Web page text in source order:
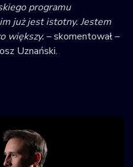
programu
już jest istotny. Jestem
większy. – skomentował –
Uznański.